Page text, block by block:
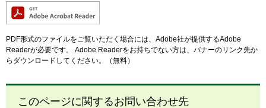
PDF形式のファイルをご覧いただく場合には、Adobe社が提供するAdobe
Readerが必要です。
Adobe Readerをお持ちでない方は、バナーのリンク先か
らダウンロードしてください。（無料）
このページに関するお問い合わせ先